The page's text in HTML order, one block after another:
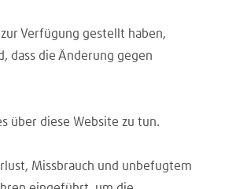
Verfügung gestellt haben,
dass die Änderung gegen
über diese Website zu tun.
Missbrauch und unbefugtem